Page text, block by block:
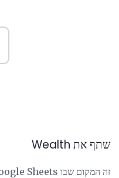
שתף את Wealth
זה המקום שבו Google Sheets הוא מאוד שימושי. תוכל